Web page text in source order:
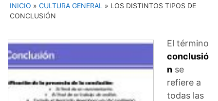
INICIO » CULTURA GENERAL » LOS DISTINTOS TIPOS DE
CONCLUSIÓN
El término
conclusió
n se
refiere a
todas las